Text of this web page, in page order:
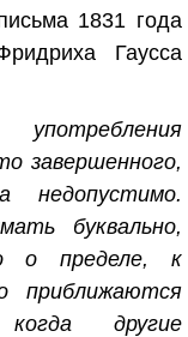
1831 года
Гаусса
завершенного,
буквально,
о пределе, к
приближаются
другие